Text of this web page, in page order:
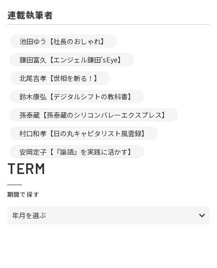
連載執筆者
池田ゆう【社長のおしゃれ】
鎌田富久【エンジェル鎌田’sEye】
北尾吉孝【世相を斬る！】
鈴木康弘【デジタルシフトの教科書】
孫泰蔵【孫泰蔵のシリコンバレーエクスプレス】
村口和孝【日の丸キャピタリスト風雲録】
安岡定子【『論語』を実践に活かす】
TERM
期間で探す
年月を選ぶ